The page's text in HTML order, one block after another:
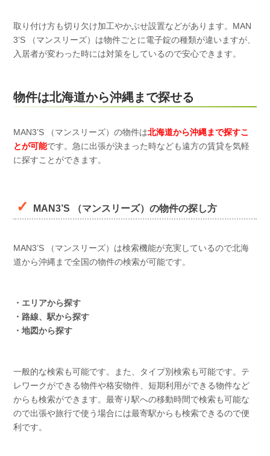
取り付け方も切り欠け加工やかぶせ設置などがあります。MAN
3’S （マンスリーズ）は物件ごとに電子錠の種類が違いますが、
入居者が変わった時には対策をしているので安心できます。
物件は北海道から沖縄まで探せる
MAN3’S （マンスリーズ）の物件は北海道から沖縄まで探すこ
とが可能です。急に出張が決まった時なども遠方の賃貸を気軽
に探すことができます。
MAN3’S （マンスリーズ）の物件の探し方
MAN3’S （マンスリーズ）は検索機能が充実しているので北海
道から沖縄まで全国の物件の検索が可能です。
・エリアから探す
・路線、駅から探す
・地図から探す
一般的な検索も可能です。また、タイプ別検索も可能です。テ
レワークができる物件や格安物件、短期利用ができる物件など
からも検索ができます。最寄り駅への移動時間で検索も可能な
ので出張や旅行で使う場合には最寄駅からも検索できるので便
利です。